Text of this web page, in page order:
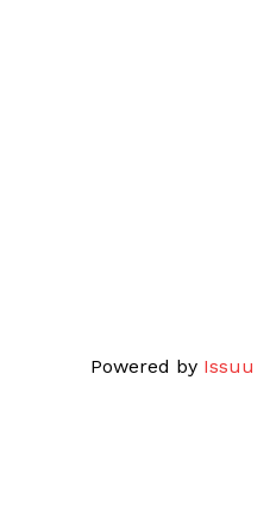
Powered by Issuu